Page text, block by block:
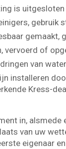
is
of
van
installeren
Kress-
in,
van uw
eigenaar